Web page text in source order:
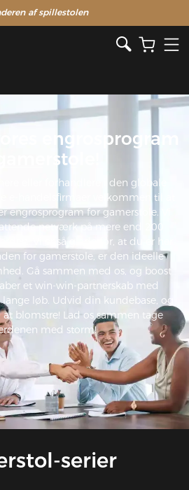
af ​​spillestolen
engrosprogram
eller forhandlere i den globale
e-handelsfirmaer velkommen til at
engrosprogram for gamerstole. Vi
netværk på mere end 200
Vi er så glade for, at du er her.
for gamerstole, er den ideelle
Gå sammen med os, og boost
et win-win-partnerskab med
lange løb. Udvid din kundebase, og
at blomstre! Lad os sammen tage
med storm!
serier